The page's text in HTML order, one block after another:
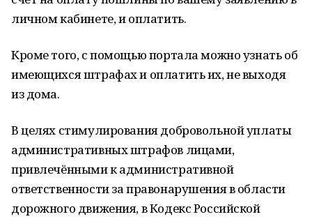
личном кабинете, и оплатить.
Кроме того, с помощью портала можно узнать об
имеющихся штрафах и оплатить их, не выходя
из дома.
В целях стимулирования добровольной уплаты
административных штрафов лицами,
привлечёнными к административной
ответственности за правонарушения в области
дорожного движения, в Кодекс Российской